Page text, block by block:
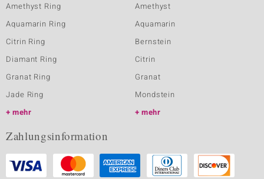
Amethyst Ring
Aquamarin Ring
Citrin Ring
Diamant Ring
Granat Ring
Jade Ring
mehr
Amethyst
Aquamarin
Bernstein
Citrin
Granat
Mondstein
mehr
Zahlungsinformation